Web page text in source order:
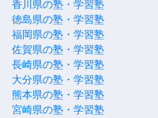
香川県の塾・学習塾
徳島県の塾・学習塾
福岡県の塾・学習塾
佐賀県の塾・学習塾
長崎県の塾・学習塾
大分県の塾・学習塾
熊本県の塾・学習塾
宮崎県の塾・学習塾